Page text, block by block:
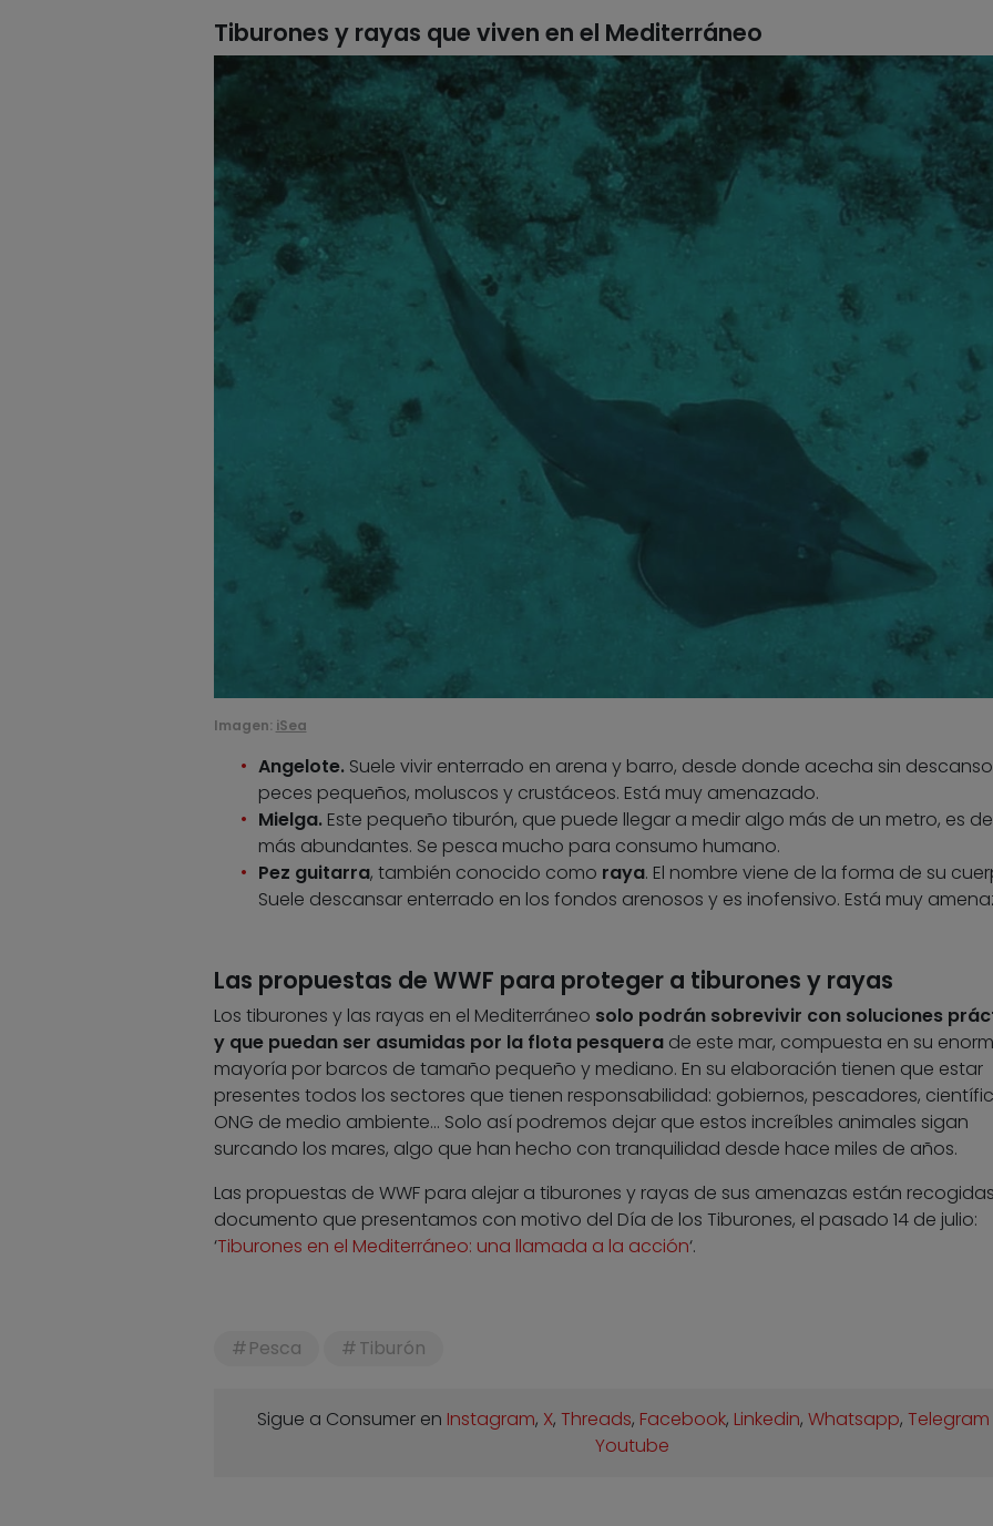
Tiburones y rayas que viven en el Mediterráneo
Imagen: iSea
Angelote.Suele vivir enterrado en arena y barro, desde donde acecha sin
peces pequeños, moluscos y crustáceos. Está muy amenazado.
Mielga. Este pequeño tiburón, que puede llegar a medir algo más de un metro, es
más abundantes. Se pesca mucho para consumo humano.
Pez guitarra, también conocido como raya. El nombre viene de la forma de su
Suele descansar enterrado en los fondos arenosos y es inofensivo. Está muy
Las propuestas de WWF para proteger a tiburones y rayas
Los tiburones y las rayas en el Mediterráneo solo podrán sobrevivir con soluciones
y que puedan ser asumidas por la flota pesquerade este mar, compuesta en su
mayoría por barcos de tamaño pequeño y mediano. En su elaboración tienen que estar
presentes todos los sectores que tienen responsabilidad: gobiernos, pescadores,
ONG de medio ambiente… Solo así podremos dejar que estos increíbles animales sigan
surcando los mares, algo que han hecho con tranquilidad desde hace miles de años.
Las propuestas de WWF para alejar a tiburones y rayas de sus amenazas están
documento que presentamos con motivo del Día de los Tiburones, el pasado 14 de julio:
‘Tiburones en el Mediterráneo: una llamada a la acción‘.
Pesca Tiburón
Sigue a Consumer en Instagram, X,Threads, Facebook, Linkedin,Whatsapp,Telegram
Youtube